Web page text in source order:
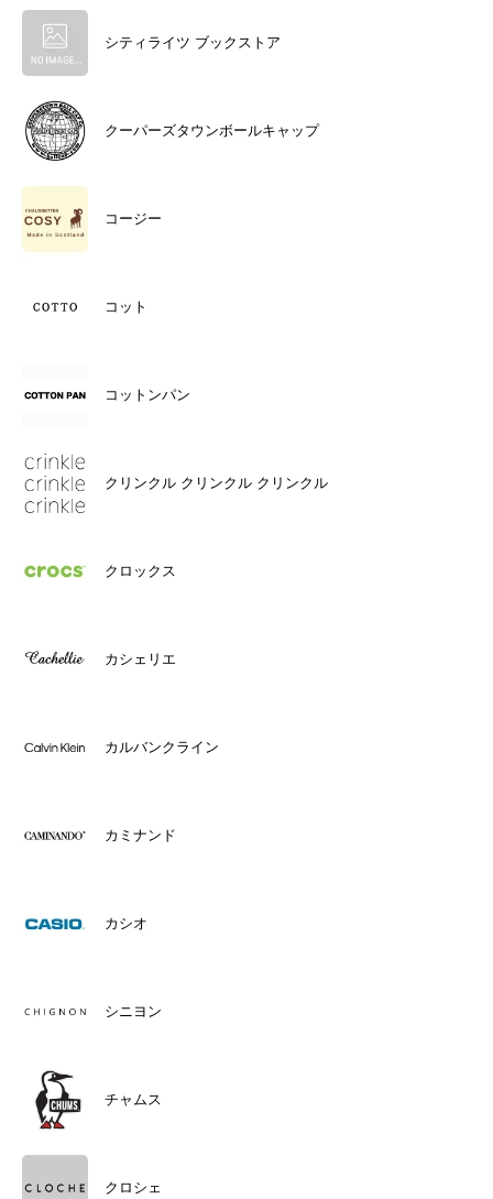
シティライツ ブックストア
クーパーズタウンボールキャップ
コージー
コット
コットンパン
クリンクル クリンクル クリンクル
クロックス
カシェリエ
カルバンクライン
カミナンド
カシオ
シニヨン
チャムス
クロシェ